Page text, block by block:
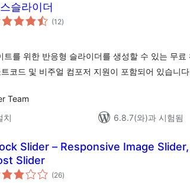
슬라이더
(12전
체)
를 위한 반응형 슬라이더를 생성할 수 있는 무료
코드 및 비주얼 컴포저 지원이 포함되어 있습니
Team
치
6.8.7(와)과 시험됨
Slider – Responsive Image
Slider
(26전
체)